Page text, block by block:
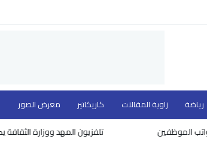
رياضة زاوية المقالات كاريكاتير معرض الصور
تلفزيون المهد ووزارة الثقافة